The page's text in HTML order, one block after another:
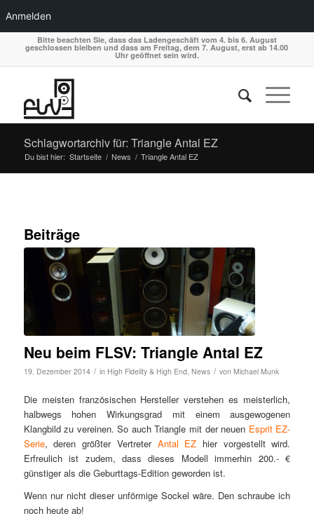
Anmelden
Bitte beachten Sie, dass das Ladengeschäft vom 4. bis 6. August
geschlossen bleiben und dass am Freitag, dem 7. August, erst ab 14.00
Uhr geöffnet sein wird.
Schlagwortarchiv für: Triangle Antal EZ
Du bist hier: Startseite / News / Triangle Antal EZ
Beiträge
Neu beim FLSV: Triangle Antal EZ
19. Dezember 2014 / in High Fidelity & High End, News / von Michael Munk
Die meisten französischen Hersteller verstehen es meisterlich,
halbwegs hohen Wirkungsgrad mit einem ausgewogenen
Klangbild zu vereinen. So auch Triangle mit der neuen Esprit EZ-
Serie, deren größter Vertreter Antal EZ hier vorgestellt wird.
Erfreulich ist zudem, dass dieses Modell immerhin 200.- €
günstiger als die Geburttags-Edition geworden ist.
Wenn nur nicht dieser unförmige Sockel wäre. Den schraube ich
noch heute ab!